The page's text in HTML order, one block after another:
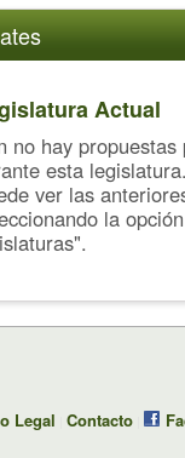
Actual
no hay propuestas
esta legislatura.
ver las
la
Legal Contacto